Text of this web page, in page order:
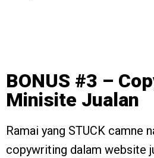
BONUS #3 –
Minisite Jualan
Ramai yang STUCK camne
copywriting dalam website